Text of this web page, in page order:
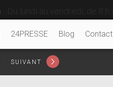
24PRESSE Blog Contact
SUIVANT